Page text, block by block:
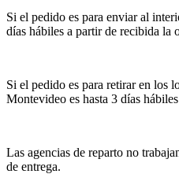
Si el pedido es para enviar al
días hábiles a partir de recibida la
Si el pedido es para retirar en los
Montevideo es hasta 3 días
Las agencias de reparto no
de entrega.